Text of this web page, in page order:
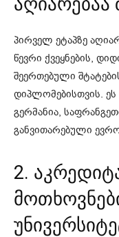
პირველ ეტაპზე
წევრი ქვეყნების,
შეერთებული
დიპლომებისთვის. ეს
გერმანია,
განვითარებული
2.